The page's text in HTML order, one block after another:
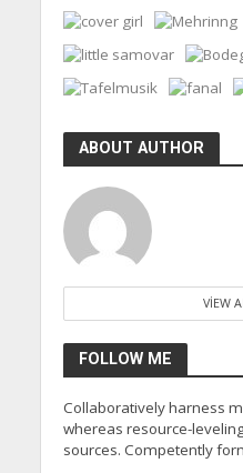
ABOUT AUTHOR
VIEW
FOLLOW ME
Collaboratively harness
whereas resource-
sources. Competently